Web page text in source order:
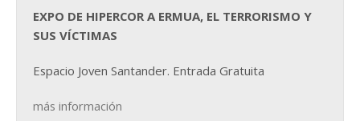
EXPO DE HIPERCOR A ERMUA, EL TERRORISMO Y
SUS VÍCTIMAS
Espacio Joven Santander. Entrada Gratuita
más información